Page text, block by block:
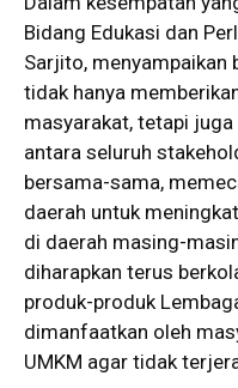
Bidang Edukasi dan
Sarjito, menyampaikan
tidak hanya
masyarakat, tetapi
antara seluruh
bersama-sama,
daerah untuk
di daerah masing-
diharapkan terus
produk-produk
dimanfaatkan oleh
UMKM agar tidak